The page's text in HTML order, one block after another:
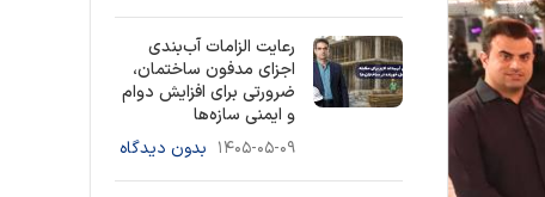
رعایت الزامات آب‌بندی
اجزای مدفون ساختمان،
ضرورتی برای افزایش دوام
و ایمنی سازه‌ها
۱۴۰۵-۰۵-۰۹ بدون دیدگاه